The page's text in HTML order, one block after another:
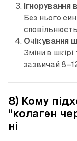
Ігнорування
Без нього
Очікування
Зміни в
зазвичай
8) Кому
“колаген
ні